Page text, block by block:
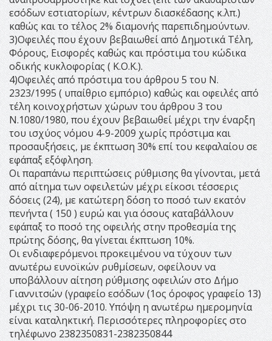
εσόδων εστιατορίων, κέντρων διασκέδασης κ.λπ.)
καθώς και το τέλος 2% διαμονής παρεπιδημούντων.
3)Οφειλές που έχουν βεβαιωθεί από Δημοτικά Τέλη,
Φόρους, Εισφορές καθώς και πρόστιμα του κώδικα
οδικής κυκλοφορίας ( Κ.Ο.Κ.).
4)Οφειλές από πρόστιμα του άρθρου 5 του Ν.
2323/1995 ( υπαίθριο εμπόριο) καθώς και οφειλές από
τέλη κοινοχρήστων χώρων του άρθρου 3 του
Ν.1080/1980, που έχουν βεβαιωθεί μέχρι την έναρξη
του ισχύος νόμου 4-9-2009 χωρίς πρόστιμα και
προσαυξήσεις, με έκπτωση 30% επί του κεφαλαίου σε
εφάπαξ εξόφληση.
Οι παραπάνω περιπτώσεις ρύθμισης θα γίνονται, μετά
από αίτημα των οφειλετών μέχρι είκοσι τέσσερις
δόσεις (24), με κατώτερη δόση το ποσό των εκατόν
πενήντα ( 150 ) ευρώ και για όσους καταβάλλουν
εφάπαξ το ποσό της οφειλής στην προθεσμία της
πρώτης δόσης, θα γίνεται έκπτωση 10%.
Οι ενδιαφερόμενοι προκειμένου να τύχουν των
ανωτέρω ευνοϊκών ρυθμίσεων, οφείλουν να
υποβάλλουν αίτηση ρύθμισης οφειλών στο Δήμο
Γιαννιτσών (γραφείο εσόδων (1ος όροφος γραφείο 13)
μέχρι τις 30-06-2010. Υπόψη η ανωτέρω ημερομηνία
είναι καταληκτική. Περισσότερες πληροφορίες στo
τηλέφωνο 2382350831-2382350844